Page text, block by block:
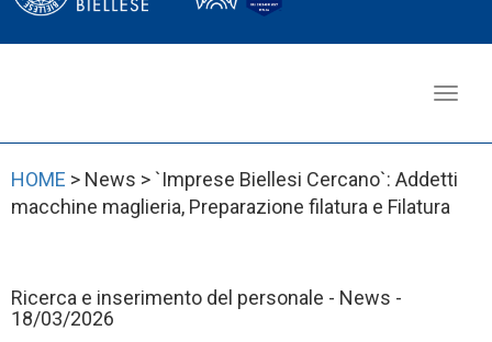
HOME > News > `Imprese Biellesi Cercano`: Addetti
macchine maglieria, Preparazione filatura e Filatura
Ricerca e inserimento del personale - News -
18/03/2026